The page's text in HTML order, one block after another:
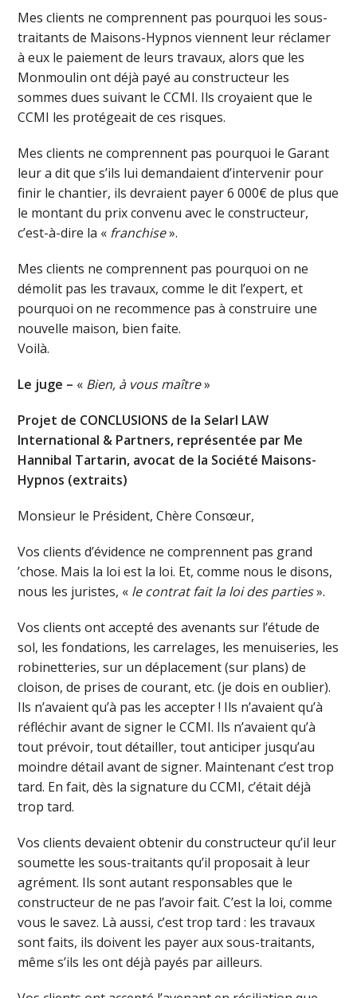
Mes clients ne comprennent pas pourquoi les sous-
traitants de Maisons-Hypnos viennent leur réclamer
à eux le paiement de leurs travaux, alors que les
Monmoulin ont déjà payé au constructeur les
sommes dues suivant le CCMI. Ils croyaient que le
CCMI les protégeait de ces risques.
Mes clients ne comprennent pas pourquoi le Garant
leur a dit que s’ils lui demandaient d’intervenir pour
finir le chantier, ils devraient payer 6 000€ de plus que
le montant du prix convenu avec le constructeur,
c’est-à-dire la « franchise».
Mes clients ne comprennent pas pourquoi on ne
démolit pas les travaux, comme le dit l’expert, et
pourquoi on ne recommence pas à construire une
nouvelle maison, bien faite.
Voilà.
Le juge – « Bien, à vous maître»
Projet de CONCLUSIONS de la Selarl LAW
International & Partners, représentée par Me
Hannibal Tartarin, avocat de la Société Maisons-
Hypnos (extraits)
Monsieur le Président, Chère Consœur,
Vos clients d’évidence ne comprennent pas grand
’chose. Mais la loi est la loi. Et, comme nous le disons,
nous les juristes, « le contrat fait la loi des parties».
Vos clients ont accepté des avenants sur l’étude de
sol, les fondations, les carrelages, les menuiseries, les
robinetteries, sur un déplacement (sur plans) de
cloison, de prises de courant, etc. (je dois en oublier).
Ils n’avaient qu’à pas les accepter ! Ils n’avaient qu’à
réfléchir avant de signer le CCMI. Ils n’avaient qu’à
tout prévoir, tout détailler, tout anticiper jusqu’au
moindre détail avant de signer. Maintenant c’est trop
tard. En fait, dès la signature du CCMI, c’était déjà
trop tard.
Vos clients devaient obtenir du constructeur qu’il leur
soumette les sous-traitants qu’il proposait à leur
agrément. Ils sont autant responsables que le
constructeur de ne pas l’avoir fait. C’est la loi, comme
vous le savez. Là aussi, c’est trop tard : les travaux
sont faits, ils doivent les payer aux sous-traitants,
même s’ils les ont déjà payés par ailleurs.